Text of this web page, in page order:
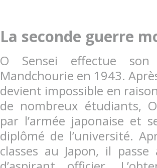
La seconde guerre
O Sensei effectue
Mandchourie en 1943.
devient impossible en
de nombreux étudiants,
par l’armée japonaise et
diplômé de l’université.
classes au Japon, il passe